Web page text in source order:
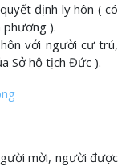
định ly hôn ( có
phương ).
với người cư trú,
Sở hộ tịch Đức ).
mời, người được